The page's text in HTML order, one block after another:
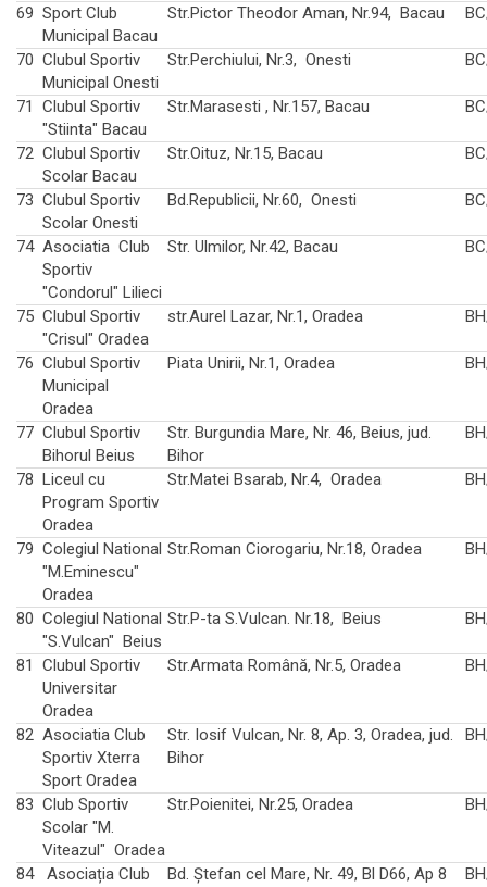
69 Sport Club
Municipal Bacau
Str.Pictor Theodor Aman, Nr.94, Bacau
70 Clubul Sportiv
Municipal Onesti
Str.Perchiului, Nr.3, Onesti
71
Clubul Sportiv
"Stiinta" Bacau
Str.Marasesti , Nr.157, Bacau
72 Clubul Sportiv
Scolar Bacau
Str.Oituz, Nr.15, Bacau
73 Clubul Sportiv
Scolar Onesti
Bd.Republicii, Nr.60, Onesti
74 Asociatia Club
Sportiv
"Condorul" Lilieci
Str. Ulmilor, Nr.42, Bacau
75 Clubul Sportiv
"Crisul" Oradea
str.Aurel Lazar, Nr.1, Oradea
76 Clubul Sportiv
Municipal
Oradea
Piata Unirii, Nr.1, Oradea
77 Clubul Sportiv
Bihorul Beius
Str. Burgundia Mare, Nr. 46, Beius, jud.
Bihor
78 Liceul cu
Program Sportiv
Oradea
Str.Matei Bsarab, Nr.4, Oradea
79 Colegiul National
"M.Eminescu"
Oradea
Str.Roman Ciorogariu, Nr.18, Oradea
80 Colegiul National
"S.Vulcan" Beius
Str.P-ta S.Vulcan. Nr.18, Beius
81
Clubul Sportiv
Universitar
Oradea
Str.Armata Română, Nr.5, Oradea
82 Asociatia Club
Sportiv Xterra
Sport Oradea
Str. Iosif Vulcan, Nr. 8, Ap. 3, Oradea, jud.
Bihor
83 Club Sportiv
Scolar "M.
Viteazul" Oradea
Str.Poienitei, Nr.25, Oradea
84
Asociația Club
Bd. Ștefan cel Mare, Nr. 49, Bl D66, Ap 8